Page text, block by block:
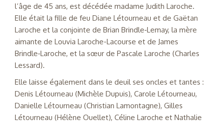
l’âge de 45 ans, est décédée madame Judith Laroche.
Elle était la fille de feu Diane Létourneau et de Gaëtan
Laroche et la conjointe de Brian Brindle‑Lemay, la mère
aimante de Louvia Laroche-Lacourse et de James
Brindle‑Laroche, et la sœur de Pascale Laroche (Charles
Lessard).
Elle laisse également dans le deuil ses oncles et tantes :
Denis Létourneau (Michèle Dupuis), Carole Létourneau,
Danielle Létourneau (Christian Lamontagne), Gilles
Létourneau (Hélène Ouellet), Céline Laroche et Nathalie